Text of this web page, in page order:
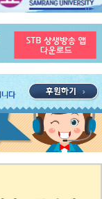
프로그램
프로그램